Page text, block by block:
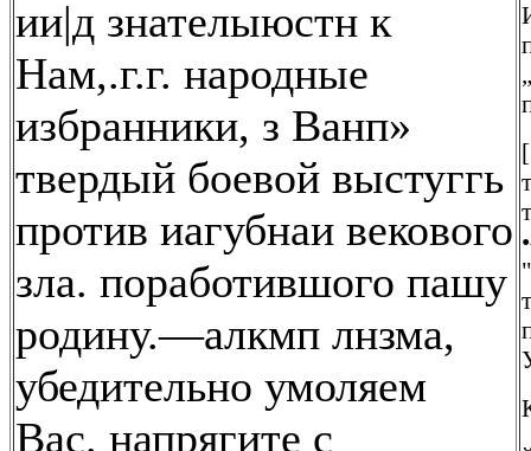
ии|д знателыюстн к
Нам,.г.г. народные
избранники, з Ванп»
твердый боевой выстуггь
против иагубнаи векового
зла. поработившого пашу
родину.—алкмп лнзма,
убедительно умоляем
Вас. напрягите с